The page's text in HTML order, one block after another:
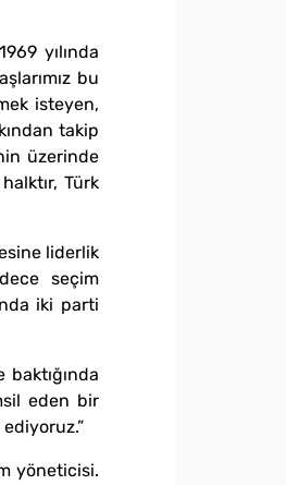
yılında
bu
isteyen,
takip
üzerinde
Türk
liderlik
seçim
iki parti
eden bir
yöneticisi.